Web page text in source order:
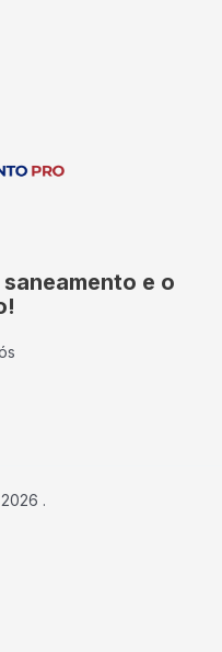
e o
.